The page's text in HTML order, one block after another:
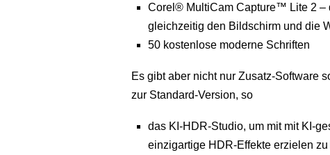
Corel® MultiCam Capture™ Lite 2 –
gleichzeitig den Bildschirm und die
50 kostenlose moderne Schriften
Es gibt aber nicht nur Zusatz-Software
zur Standard-Version, so
das KI-HDR-Studio, um mit mit KI-
einzigartige HDR-Effekte erzielen zu